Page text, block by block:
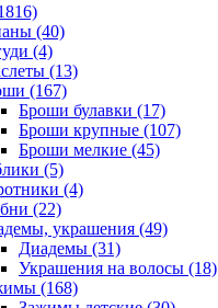
(40)
(4)
(13)
(167)
Броши булавки (17)
Броши крупные (107)
Броши мелкие (45)
(5)
(4)
(22)
украшения (49)
Диадемы (31)
Украшения на волосы (18)
(168)